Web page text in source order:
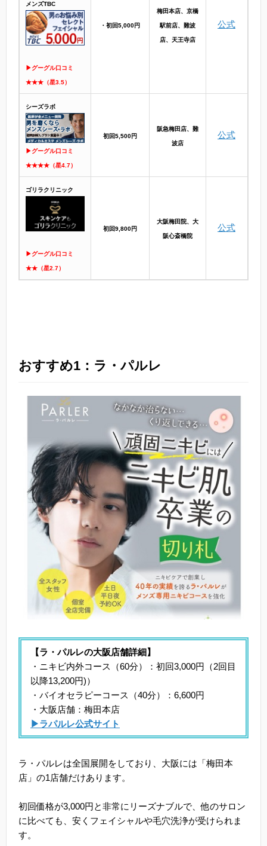
メンズTBC
▶グーグル口コミ
★★★（星3.5）
・初回5,000円
梅田本店、京橋
駅前店、難波
店、天王寺店
公式
シーズラボ
▶グーグル口コミ
★★★★（星4.7）
初回5,500円
阪急梅田店、難
波店
公式
ゴリラクリニック
▶グーグル口コミ
★★（星2.7）
初回9,800円
大阪梅田院、大
阪心斎橋院
公式
おすすめ1：ラ・パルレ
【ラ・パルレの大阪店舗詳細】
・ニキビ内外コース（60分）：初回3,000円（2回目
以降13,200円)）
・バイオセラピーコース（40分）：6,600円
・大阪店舗：梅田本店
▶ラパルレ公式サイト
ラ・パルレは全国展開をしており、大阪には「梅田本
店」の1店舗だけあります。
初回価格が3,000円と非常にリーズナブルで、他のサロン
に比べても、安くフェイシャルや毛穴洗浄が受けられま
す。